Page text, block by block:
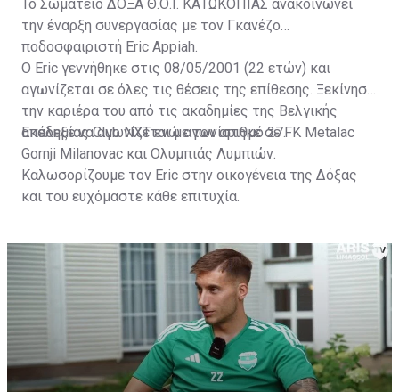
Το Σωματείο ΔΟΞΑ Θ.Ο.Ι. ΚΑΤΩΚΟΠΙΑΣ ανακοινώνει
την έναρξη συνεργασίας με τον Γκανέζο
ποδοσφαιριστή Eric Appiah.
Ο Eric γεννήθηκε στις 08/05/2001 (22 ετών) και
αγωνίζεται σε όλες τις θέσεις της επίθεσης. Ξεκίνησε
την καριέρα του από τις ακαδημίες της Βελγικής
ακαδημίας Club NXT ενώ αγωνίστηκε σε FK Metalac
Gornji Milanovac και Ολυμπιάς Λυμπιών.
Επέλεξε να αγωνίζεται με τον αριθμό 27.
Καλωσορίζουμε τον Eric στην οικογένεια της Δόξας
και του ευχόμαστε κάθε επιτυχία.